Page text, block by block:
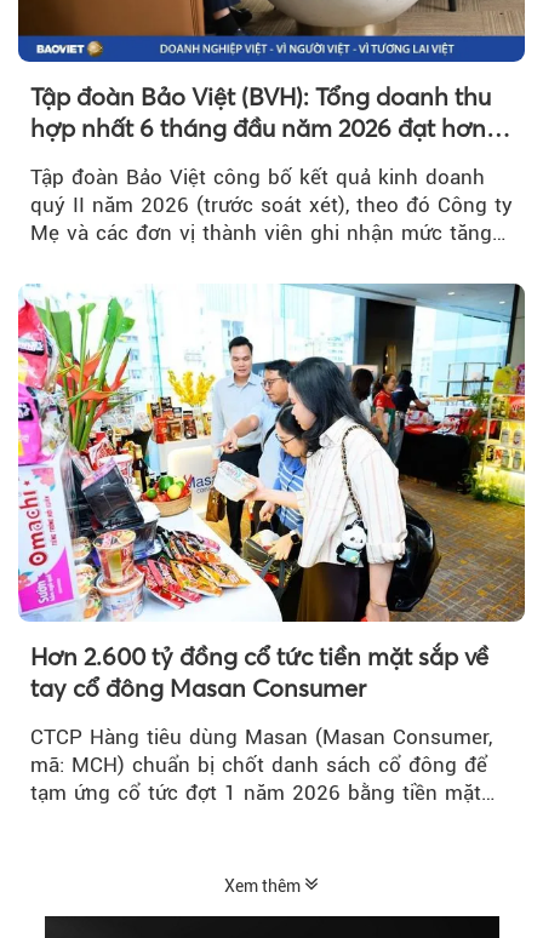
Tập đoàn Bảo Việt (BVH): Tổng doanh thu
hợp nhất 6 tháng đầu năm 2026 đạt hơn
Tập đoàn Bảo Việt công bố kết quả kinh doanh
quý II năm 2026 (trước soát xét), theo đó Công ty
Mẹ và các đơn vị thành viên ghi nhận mức tăng
Hơn 2.600 tỷ đồng cổ tức tiền mặt sắp về
tay cổ đông Masan Consumer
CTCP Hàng tiêu dùng Masan (Masan Consumer,
mã: MCH) chuẩn bị chốt danh sách cổ đông để
tạm ứng cổ tức đợt 1 năm 2026 bằng tiền mặt
Xem thêm